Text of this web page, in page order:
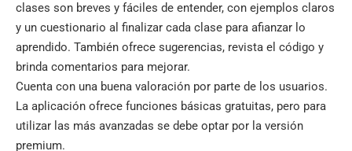
clases son breves y fáciles de entender, con ejemplos claros
y un cuestionario al finalizar cada clase para afianzar lo
aprendido. También ofrece sugerencias, revista el código y
brinda comentarios para mejorar.
Cuenta con una buena valoración por parte de los usuarios.
La aplicación ofrece funciones básicas gratuitas, pero para
utilizar las más avanzadas se debe optar por la versión
premium.